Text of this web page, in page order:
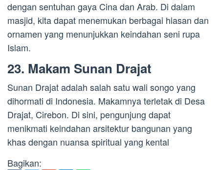
dengan sentuhan gaya Cina dan Arab. Di dalam
masjid, kita dapat menemukan berbagai hiasan dan
ornamen yang menunjukkan keindahan seni rupa
Islam.
23. Makam Sunan Drajat
Sunan Drajat adalah salah satu wali songo yang
dihormati di Indonesia. Makamnya terletak di Desa
Drajat, Cirebon. Di sini, pengunjung dapat
menikmati keindahan arsitektur bangunan yang
khas dengan nuansa spiritual yang kental
Bagikan: